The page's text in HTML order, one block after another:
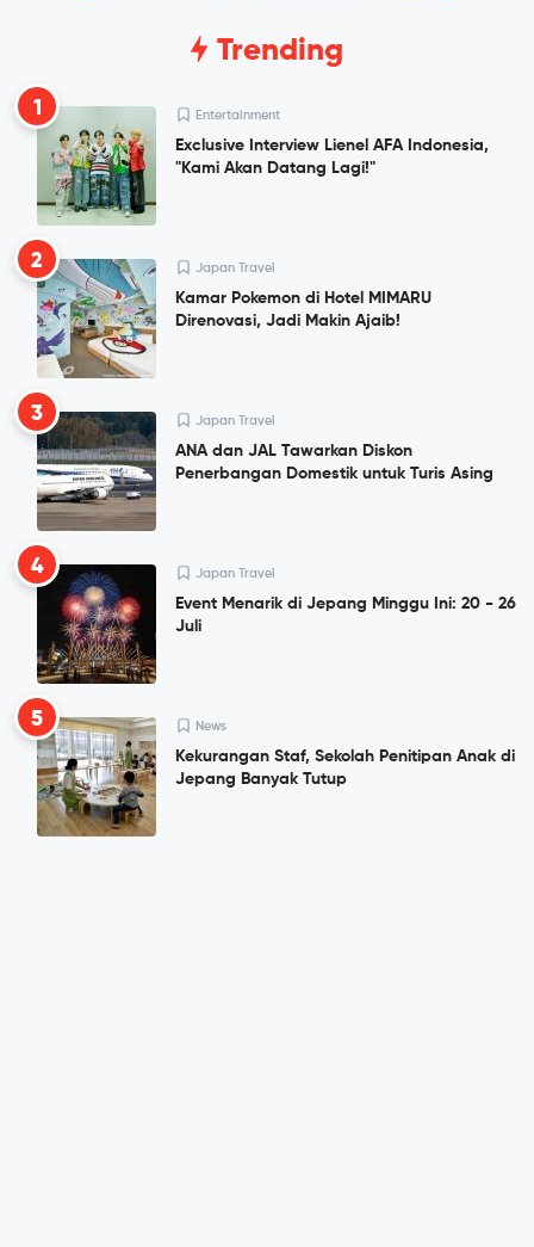
Trending
1 Entertainment
Exclusive Interview Lienel AFA Indonesia,
"Kami Akan Datang Lagi!"
2 Japan Travel
Kamar Pokemon di Hotel MIMARU
Direnovasi, Jadi Makin Ajaib!
3 Japan Travel
ANA dan JAL Tawarkan Diskon
Penerbangan Domestik untuk Turis Asing
4 Japan Travel
Event Menarik di Jepang Minggu Ini: 20 - 26
Juli
5 News
Kekurangan Staf, Sekolah Penitipan Anak di
Jepang Banyak Tutup